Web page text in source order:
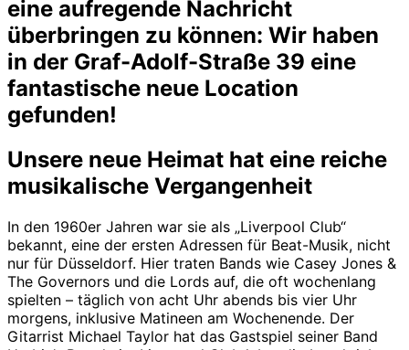
eine aufregende Nachricht
überbringen zu können: Wir haben
in der Graf-Adolf-Straße 39 eine
fantastische neue Location
gefunden!
Unsere neue Heimat hat eine reiche
musikalische Vergangenheit
In den 1960er Jahren war sie als „Liverpool Club“
bekannt, eine der ersten Adressen für Beat-Musik, nicht
nur für Düsseldorf. Hier traten Bands wie Casey Jones &
The Governors und die Lords auf, die oft wochenlang
spielten – täglich von acht Uhr abends bis vier Uhr
morgens, inklusive Matineen am Wochenende. Der
Gitarrist Michael Taylor hat das Gastspiel seiner Band